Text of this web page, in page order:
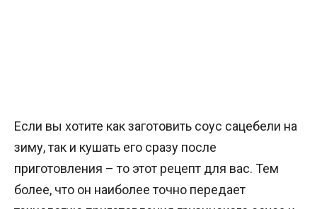
Если вы хотите как заготовить соус сацебели на
зиму, так и кушать его сразу после
приготовления – то этот рецепт для вас. Тем
более, что он наиболее точно передает